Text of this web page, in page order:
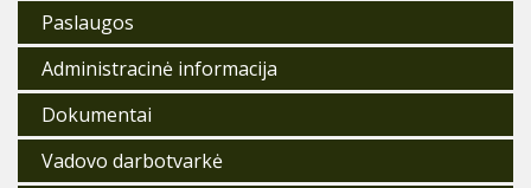
Paslaugos
Administracinė informacija
Dokumentai
Vadovo darbotvarkė